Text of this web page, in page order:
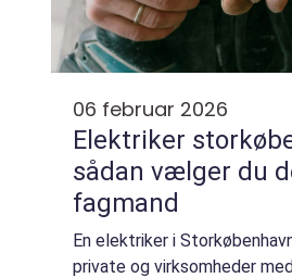
06 februar 2026
Elektriker
sådan vælger du
fagmand
En elektriker i
private og virksomheder